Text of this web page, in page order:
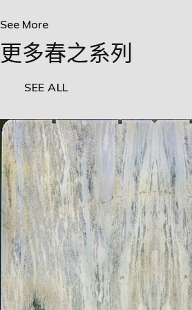
See More
更多春之系列
SEE ALL